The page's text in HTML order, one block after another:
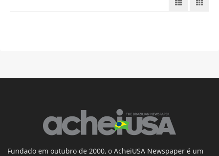
Fundado em outubro de 2000, o AcheiUSA Newspaper é um